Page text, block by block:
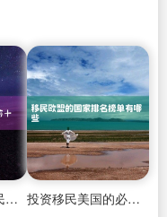
广州海外房产移民公司有哪些公司 投资移民美国的必要性